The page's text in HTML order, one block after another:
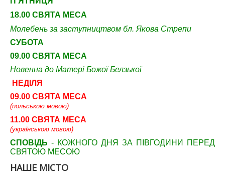
18.00 СВЯТА МЕСА
Молебень за заступництвом бл. Якова Стрепи
СУБОТА
09.00 СВЯТА МЕСА
Новенна до Матері Божої Белзької
НЕДІЛЯ
09.00 СВЯТА МЕСА
(польською мовою)
11.00 СВЯТА МЕСА
(українською мовою)
СПОВІДЬ - КОЖНОГО ДНЯ ЗА ПІВГОДИНИ ПЕРЕД
СВЯТОЮ МЕСОЮ
НАШЕ МІСТО